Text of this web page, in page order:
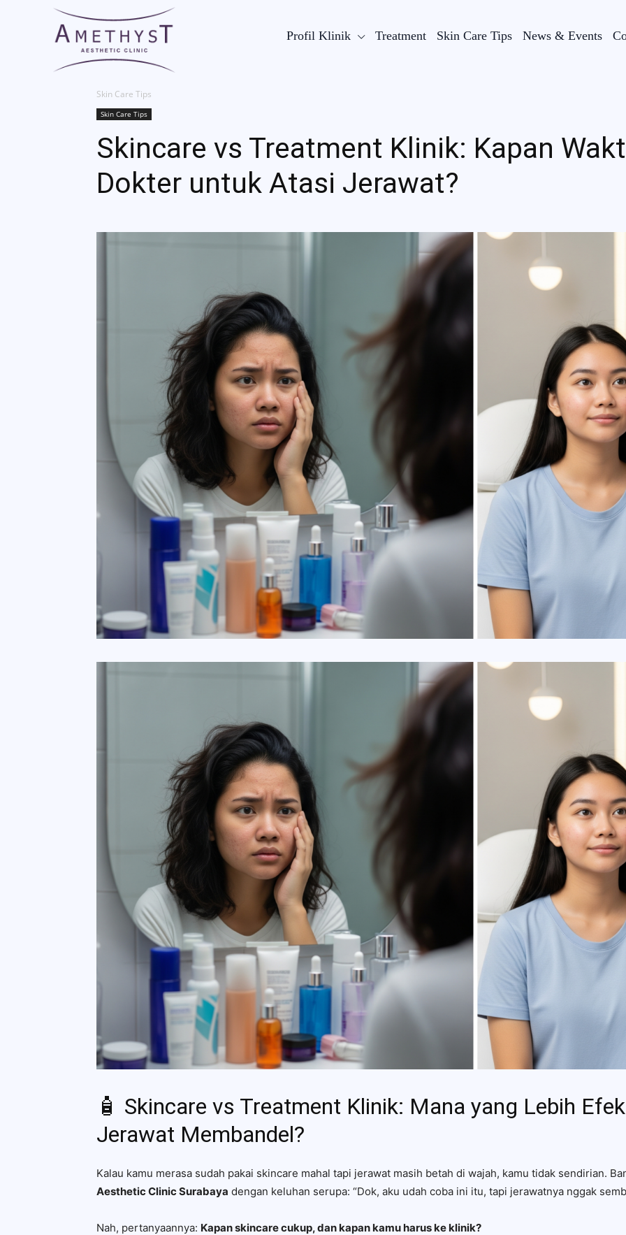
Profil Klinik Treatment Skin Care Tips News & Events
Skin Care Tips
Skin Care Tips
Skincare vs Treatment Klinik: Kapan
Dokter untuk Atasi Jerawat?
🧴 Skincare vs Treatment Klinik: Mana yang Lebih
Jerawat Membandel?
Kalau kamu merasa sudah pakai skincare mahal tapi jerawat masih betah di wajah, kamu tidak sendirian.
Aesthetic Clinic Surabaya dengan keluhan serupa: “Dok, aku udah coba ini itu, tapi jerawatnya nggak
Nah, pertanyaannya: Kapan skincare cukup, dan kapan kamu harus ke klinik?